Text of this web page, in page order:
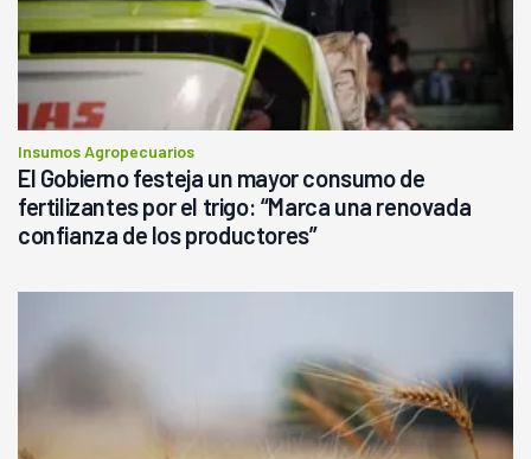
Insumos Agropecuarios
El Gobierno festeja un mayor consumo de
fertilizantes por el trigo: “Marca una renovada
confianza de los productores”